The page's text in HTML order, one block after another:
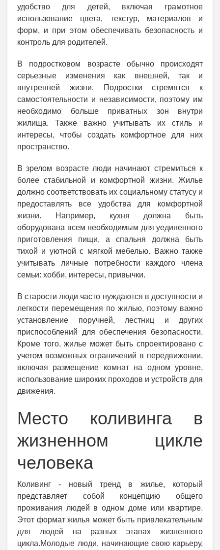
удобство для детей, включая грамотное
использование цвета, текстур, материалов и
форм, и при этом обеспечивать безопасность и
контроль для родителей.
В подростковом возрасте обычно происходят
серьезные изменения как внешней, так и
внутренней жизни. Подростки стремятся к
самостоятельности и независимости, поэтому им
необходимо больше приватных зон внутри
жилища. Также важно учитывать их стиль и
интересы, чтобы создать комфортное для них
пространство.
В зрелом возрасте люди начинают стремиться к
более стабильной и комфортной жизни. Жилье
должно соответствовать их социальному статусу и
предоставлять все удобства для комфортной
жизни. Например, кухня должна быть
оборудована всем необходимым для уединенного
приготовления пищи, а спальня должна быть
тихой и уютной с мягкой мебелью. Важно также
учитывать личные потребности каждого члена
семьи: хобби, интересы, привычки.
В старости люди часто нуждаются в доступности и
легкости перемещения по жилью, поэтому важно
установление поручней, лестниц и других
приспособлений для обеспечения безопасности.
Кроме того, жилье может быть спроектировано с
учетом возможных ограничений в передвижении,
включая размещение комнат на одном уровне,
использование широких проходов и устройств для
движения.
Место коливинга в
жизненном цикле
человека
Коливинг - новый тренд в жилье, который
представляет собой концепцию общего
проживания людей в одном доме или квартире.
Этот формат жилья может быть привлекательным
для людей на разных этапах жизненного
цикла.Молодые люди, начинающие свою карьеру,